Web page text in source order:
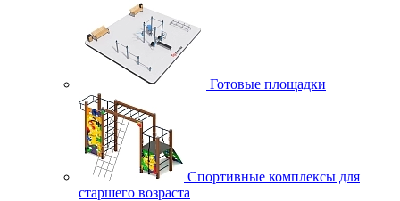
Готовые площадки
Спортивные комплексы для
старшего возраста